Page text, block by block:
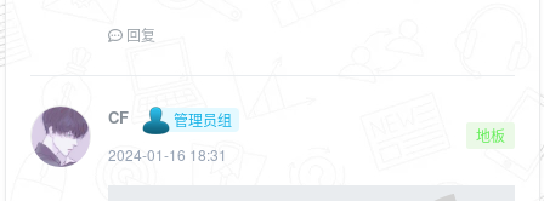
回复
CF
管理员组
2024-01-16 18:31
地板